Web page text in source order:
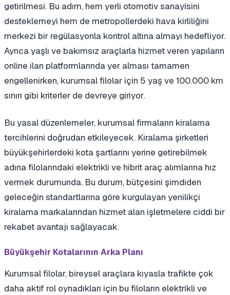
getirilmesi. Bu adım, hem yerli otomotiv sanayisini
desteklemeyi hem de metropollerdeki hava kirliliğini
merkezi bir regülasyonla kontrol altına almayı hedefliyor.
Ayrıca yaşlı ve bakımsız araçlarla hizmet veren yapıların
online ilan platformlarında yer alması tamamen
engellenirken, kurumsal filolar için 5 yaş ve 100.000 km
sınırı gibi kriterler de devreye giriyor.
Bu yasal düzenlemeler, kurumsal firmaların kiralama
tercihlerini doğrudan etkileyecek. Kiralama şirketleri
büyükşehirlerdeki kota şartlarını yerine getirebilmek
adına filolarındaki elektrikli ve hibrit araç alımlarına hız
vermek durumunda. Bu durum, bütçesini şimdiden
geleceğin standartlarına göre kurgulayan yenilikçi
kiralama markalarından hizmet alan işletmelere ciddi bir
rekabet avantajı sağlayacak.
Büyükşehir Kotalarının Arka Planı
Kurumsal filolar, bireysel araçlara kıyasla trafikte çok
daha aktif rol oynadıkları için bu filoların elektrikli ve